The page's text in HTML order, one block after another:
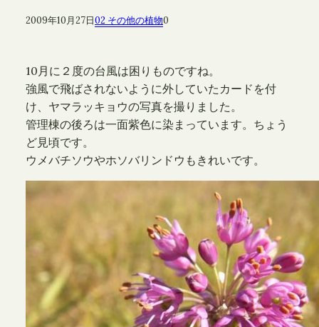
2009年10月27日02 その他の植物0
10月に２度の台風は困りものですね。
強風で飛ばされないように外していたカードを付
け、ヤマラッキョウの写真を撮りました。
管理棟の後ろは一面紫色に染まっています。ちょう
ど見頃です。
ウメバチソウやホソバリンドウもきれいです。